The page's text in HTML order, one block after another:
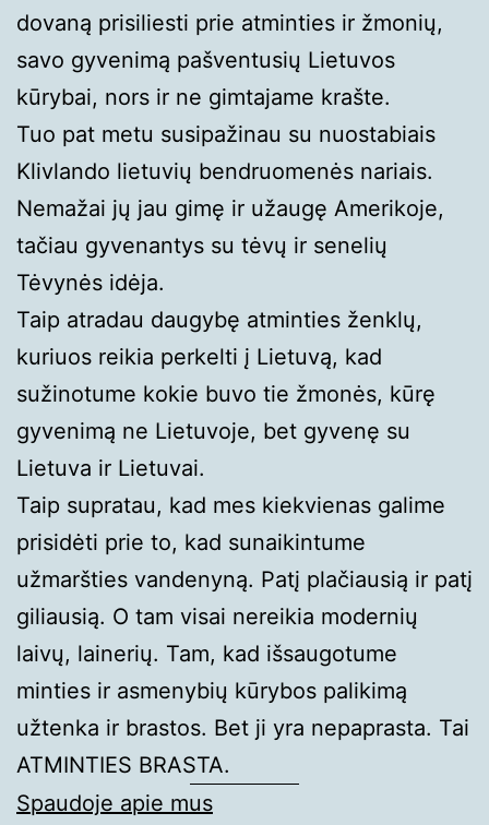
dovaną prisiliesti prie atminties ir žmonių,
savo gyvenimą pašventusių Lietuvos
kūrybai, nors ir ne gimtajame krašte.
Tuo pat metu susipažinau su nuostabiais
Klivlando lietuvių bendruomenės nariais.
Nemažai jų jau gimę ir užaugę Amerikoje,
tačiau gyvenantys su tėvų ir senelių
Tėvynės idėja.
Taip atradau daugybę atminties ženklų,
kuriuos reikia perkelti į Lietuvą, kad
sužinotume kokie buvo tie žmonės, kūrę
gyvenimą ne Lietuvoje, bet gyvenę su
Lietuva ir Lietuvai.
Taip supratau, kad mes kiekvienas galime
prisidėti prie to, kad sunaikintume
užmaršties vandenyną. Patį plačiausią ir patį
giliausią. O tam visai nereikia modernių
laivų, lainerių. Tam, kad išsaugotume
minties ir asmenybių kūrybos palikimą
užtenka ir brastos. Bet ji yra nepaprasta. Tai
ATMINTIES BRASTA.
Spaudoje apie mus